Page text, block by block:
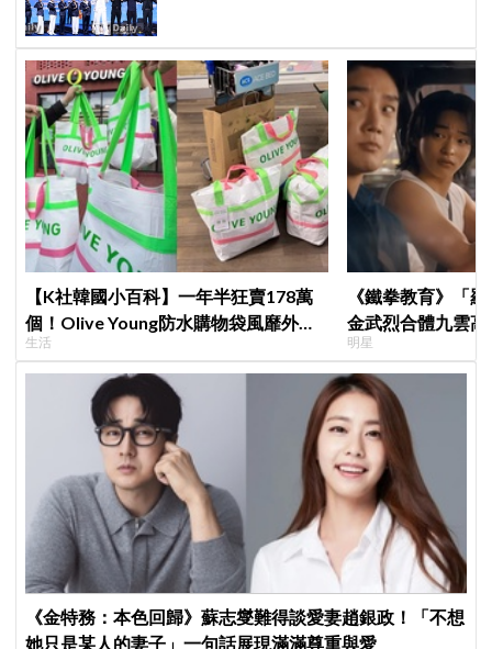
【K社韓國小百科】一年半狂賣178萬
個！Olive Young防水購物袋風靡外國
遊客，機場「人手一個」成新奇景
生活
《鐵拳教育》「
金武烈合體九雲
嚇壞反應笑翻劇
明星
《金特務：本色回歸》蘇志燮難得談愛妻趙銀政！「不想
她只是某人的妻子」一句話展現滿滿尊重與愛